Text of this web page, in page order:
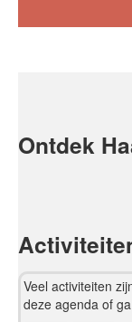
Ontdek
Veel activiteiten
deze agenda of